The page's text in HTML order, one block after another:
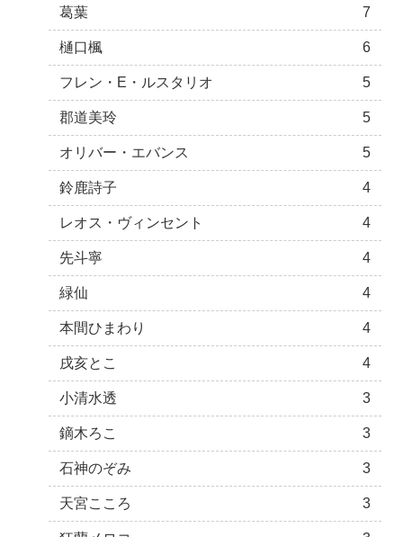
葛葉 7
樋口楓 6
フレン・E・ルスタリオ 5
郡道美玲 5
オリバー・エバンス 5
鈴鹿詩子 4
レオス・ヴィンセント 4
先斗寧 4
緑仙 4
本間ひまわり 4
戌亥とこ 4
小清水透 3
鏑木ろこ 3
石神のぞみ 3
天宮こころ 3